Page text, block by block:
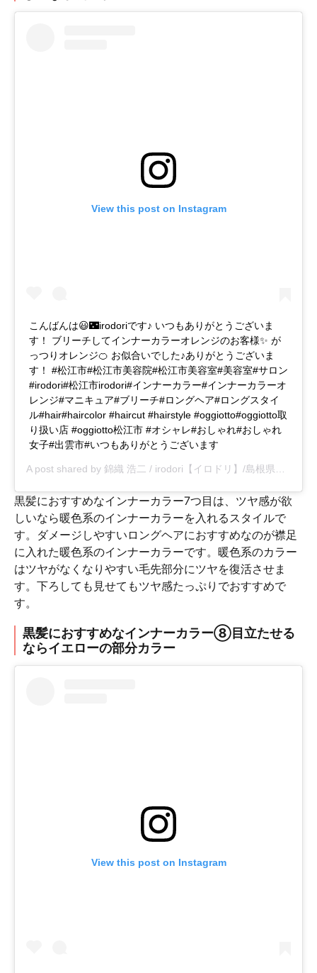
View this post on Instagram
こんばんは😃🌃irodoriです♪ いつもありがとうございま
す！ ブリーチしてインナーカラーオレンジのお客様✨ が
っつりオレンジ🍊 お似合いでした♪ありがとうございま
す！ #松江市#松江市美容院#松江市美容室#美容室#サロン
#irodori#松江市irodori#インナーカラー#インナーカラーオ
レンジ#マニキュア#ブリーチ#ロングヘア#ロングスタイ
ル#hair#haircolor #haircut #hairstyle #oggiotto#oggiotto取
り扱い店 #oggiotto松江市 #オシャレ#おしゃれ#おしゃれ
女子#出雲市#いつもありがとうございます
A post shared by 錦織 浩二 / irodori【イロドリ】/島根県松江市
黒髪におすすめなインナーカラー7つ目は、ツヤ感が欲
しいなら暖色系のインナーカラーを入れるスタイルで
す。ダメージしやすいロングヘアにおすすめなのが襟足
に入れた暖色系のインナーカラーです。暖色系のカラー
はツヤがなくなりやすい毛先部分にツヤを復活させま
す。下ろしても見せてもツヤ感たっぷりでおすすめで
す。
黒髪におすすめなインナーカラー⑧目立たせる
ならイエローの部分カラー
View this post on Instagram